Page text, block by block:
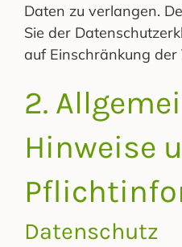
Daten zu verlangen.
Sie der
auf Einschränkung der
2.
Hinweise
Datenschutz